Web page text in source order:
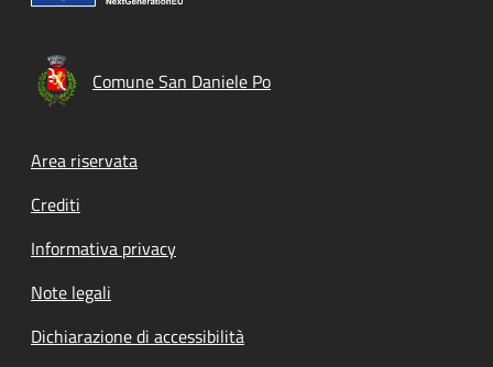
Comune San Daniele Po
Footer menu
Area riservata
Crediti
Informativa privacy
Note legali
Dichiarazione di accessibilità